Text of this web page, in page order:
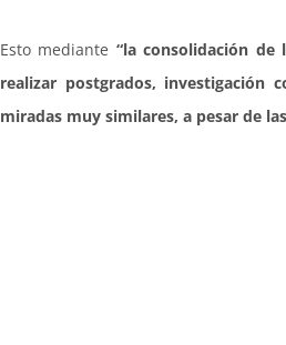
Esto mediante “la consolidación
realizar postgrados,
miradas muy similares, a pesar de